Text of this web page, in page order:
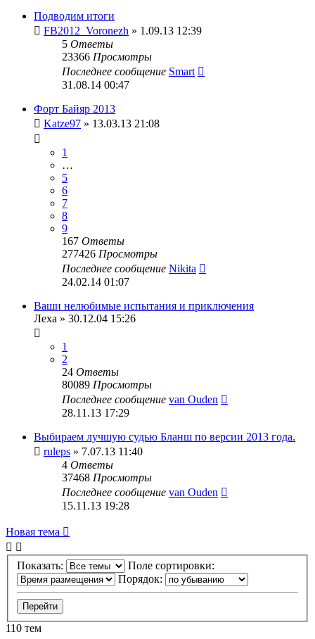
Подводим итоги
FB2012_Voronezh » 1.09.13 12:39
5 Ответы
23366 Просмотры
Последнее сообщение Smart
31.08.14 00:47
Форт Байяр 2013
Katze97 » 13.03.13 21:08
1
…
5
6
7
8
9
167 Ответы
277426 Просмотры
Последнее сообщение Nikita
24.02.14 01:07
Ваши нелюбимые испытания и приключения
Леха » 30.12.04 15:26
1
2
24 Ответы
80089 Просмотры
Последнее сообщение van Ouden
28.11.13 17:29
Выбираем лучшую судью Бланш по версии 2013 года.
ruleps » 7.07.13 11:40
4 Ответы
37468 Просмотры
Последнее сообщение van Ouden
15.11.13 19:28
Новая тема
Показать:
Поле сортировки:
Порядок:
110 тем